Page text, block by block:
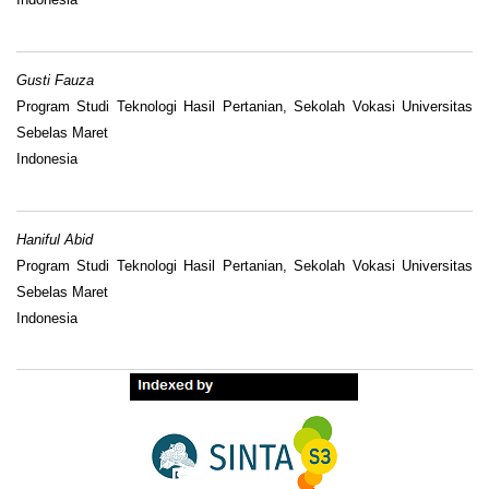
Gusti Fauza
Program Studi Teknologi Hasil Pertanian, Sekolah Vokasi Universitas
Sebelas Maret
Indonesia
Haniful Abid
Program Studi Teknologi Hasil Pertanian, Sekolah Vokasi Universitas
Sebelas Maret
Indonesia